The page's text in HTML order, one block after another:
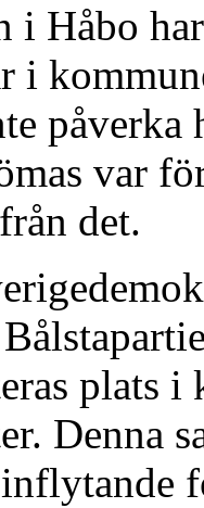
i Håbo
i
påverka
var
det.
plats
Denna